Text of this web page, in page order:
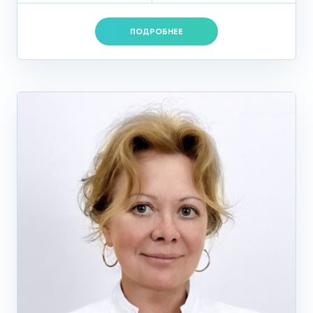
в медицине, куда входят более 30 высокотехнологичных
методов, с помощью которых из организма удаляются
патологические вещества, изменяются свойства клеток
доставляются непосредственно к очагу заболевания.
В результате такого очищения крови явный эффект
лечения гиперлипидемии возникает даже в тех случаях,
когда другие методы не помогают.
Запишитесь на приём прямо сейчас.
Профилактика повышенного
уровня холестерина в крови
Правильное питание и здоровый образ жизни – главные
условия успешного лечения и эффективной профилактики
повышенного холестерина в частности и гиперлипидемии
ПОДРОБНЕЕ